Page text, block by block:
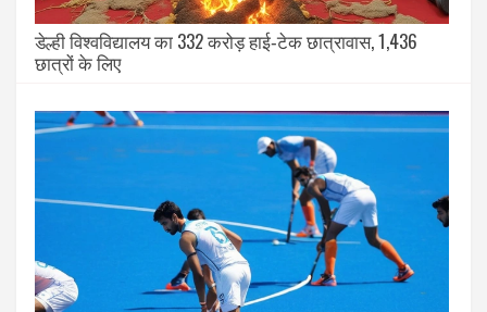
डेल्ही विश्वविद्यालय का 332 करोड़ हाई‑टेक छात्रावास, 1,436
छात्रों के लिए